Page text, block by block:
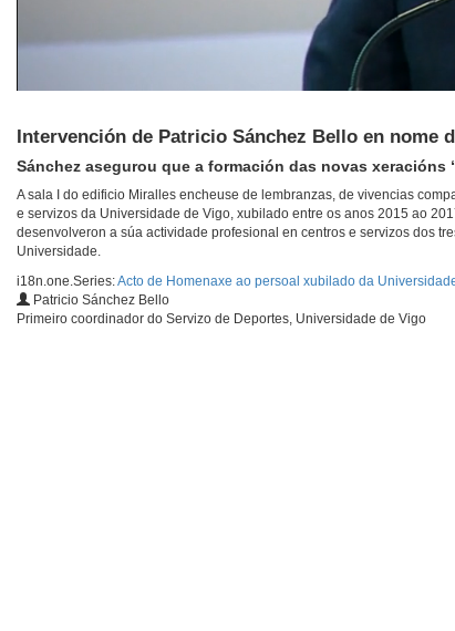
Intervención de Patricio Sánchez Bello en nome
Sánchez asegurou que a formación das novas
A sala I do edificio Miralles encheuse de lembranzas, de vivencias
e servizos da Universidade de Vigo, xubilado entre os anos 2015 ao
desenvolveron a súa actividade profesional en centros e servizos dos
Universidade.
i18n.one.Series:Acto de Homenaxe ao persoal xubilado da
Patricio Sánchez Bello
Primeiro coordinador do Servizo de Deportes, Universidade de Vigo